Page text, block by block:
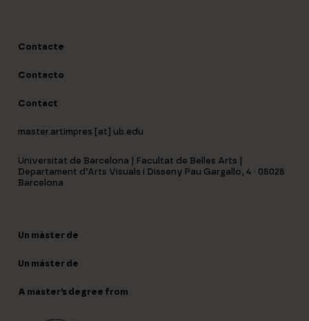
Contacte
Contacto
Contact
master.artimpres [at] ub.edu
Universitat de Barcelona | Facultat de Belles Arts |
Departament d’Arts Visuals i Disseny Pau Gargallo, 4 · 08028
Barcelona
Un màster de
Un máster de
A master’s degree from